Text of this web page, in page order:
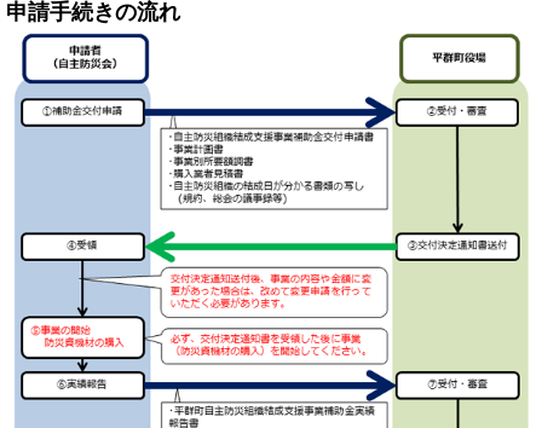
申請手続きの流れ